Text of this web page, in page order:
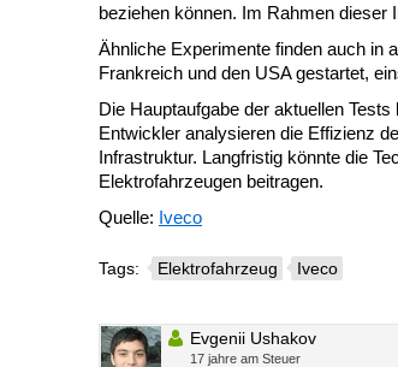
beziehen können. Im Rahmen dieser
Ähnliche Experimente finden auch in
Frankreich und den USA gestartet,
Die Hauptaufgabe der aktuellen
Entwickler analysieren die Effizienz
Infrastruktur. Langfristig könnte die
Elektrofahrzeugen beitragen.
Quelle: Iveco
Tags: Elektrofahrzeug Iveco
Evgenii Ushakov
17 jahre am Steuer